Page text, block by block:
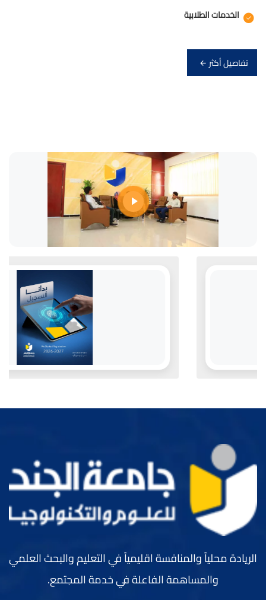
الخدمات الطلابية
تفاصيل أكثر
الريادة محلياً والمنافسة اقليمياً في التعليم والبحث العلمي
والمساهمة الفاعلة في خدمة المجتمع.